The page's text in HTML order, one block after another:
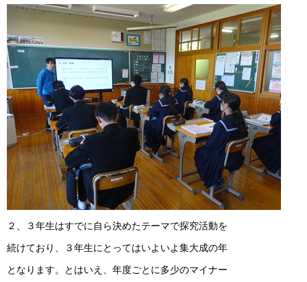
２、３年生はすでに自ら決めたテーマで探究活動を
続けており、３年生にとってはいよいよ集大成の年
となります。とはいえ、年度ごとに多少のマイナー